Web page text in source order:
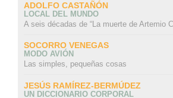
ADOLFO CASTAÑÓN
LOCAL DEL MUNDO
A seis décadas de “La muerte de Artemio
SOCORRO VENEGAS
MODO AVIÓN
Las simples, pequeñas cosas
JESÚS RAMÍREZ-BERMÚDEZ
UN DICCIONARIO CORPORAL